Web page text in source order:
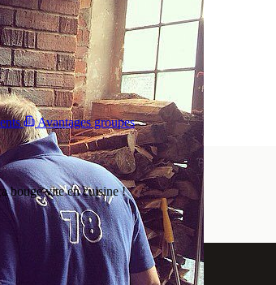
Avantages groupes
bouge vite en cuisine !